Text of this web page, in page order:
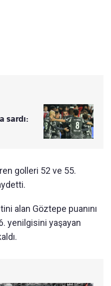
sardı:
golleri 52 ve 55.
alan Göztepe puanını
yenilgisini yaşayan